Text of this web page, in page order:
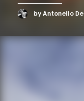
by Antonello